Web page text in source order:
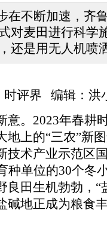
不断加速，齐
对麦田进行科学
还是用无人机喷
评界 编辑：洪
。2023年春耕
地上的“三农”新
技术产业示范区
种单位的30个冬
良田生机勃勃，“
碱地正成为粮食